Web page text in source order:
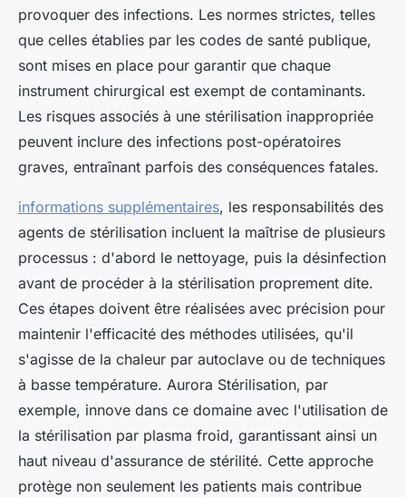
provoquer des infections. Les normes strictes, telles
que celles établies par les codes de santé publique,
sont mises en place pour garantir que chaque
instrument chirurgical est exempt de contaminants.
Les risques associés à une stérilisation inappropriée
peuvent inclure des infections post-opératoires
graves, entraînant parfois des conséquences fatales.
informations supplémentaires, les responsabilités des
agents de stérilisation incluent la maîtrise de plusieurs
processus : d'abord le nettoyage, puis la désinfection
avant de procéder à la stérilisation proprement dite.
Ces étapes doivent être réalisées avec précision pour
maintenir l'efficacité des méthodes utilisées, qu'il
s'agisse de la chaleur par autoclave ou de techniques
à basse température. Aurora Stérilisation, par
exemple, innove dans ce domaine avec l'utilisation de
la stérilisation par plasma froid, garantissant ainsi un
haut niveau d'assurance de stérilité. Cette approche
protège non seulement les patients mais contribue